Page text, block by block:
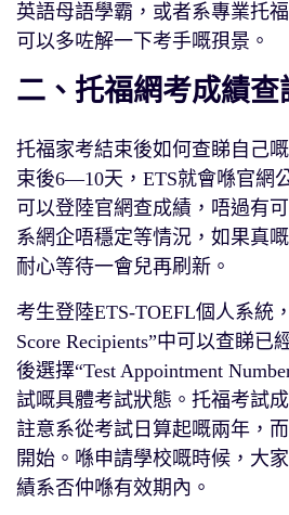
英語母語學霸，或者系專業托
可以多咗解一下考手嘅孭景。
二、托福網考成績查
托福家考結束後如何查睇自己
束後6—10天，ETS就會喺官網
可以登陸官網查成績，唔過有
系網企唔穩定等情況，如果真
耐心等待一會兒再刷新。
考生登陸ETS-TOEFL個人系統
Score Recipients”中可以查睇已
後選擇“Test Appointment
試嘅具體考試狀態。托福考試
註意系從考試日算起嘅兩年，
開始。喺申請學校嘅時候，大
績系否仲喺有效期內。